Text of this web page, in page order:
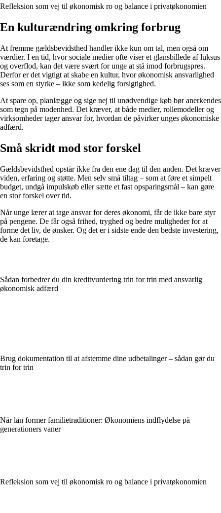
Refleksion som vej til økonomisk ro og balance i privatøkonomien
En kulturændring omkring forbrug
At fremme gældsbevidsthed handler ikke kun om tal, men også om
værdier. I en tid, hvor sociale medier ofte viser et glansbillede af luksus
og overflod, kan det være svært for unge at stå imod forbrugspres.
Derfor er det vigtigt at skabe en kultur, hvor økonomisk ansvarlighed
ses som en styrke – ikke som kedelig forsigtighed.
At spare op, planlægge og sige nej til unødvendige køb bør anerkendes
som tegn på modenhed. Det kræver, at både medier, rollemodeller og
virksomheder tager ansvar for, hvordan de påvirker unges økonomiske
adfærd.
Små skridt mod stor forskel
Gældsbevidsthed opstår ikke fra den ene dag til den anden. Det kræver
viden, erfaring og støtte. Men selv små tiltag – som at føre et simpelt
budget, undgå impulskøb eller sætte et fast opsparingsmål – kan gøre
en stor forskel over tid.
Når unge lærer at tage ansvar for deres økonomi, får de ikke bare styr
på pengene. De får også frihed, tryghed og bedre muligheder for at
forme det liv, de ønsker. Og det er i sidste ende den bedste investering,
de kan foretage.
Sådan forbedrer du din kreditvurdering trin for trin med ansvarlig
økonomisk adfærd
Brug dokumentation til at afstemme dine udbetalinger – sådan gør du
trin for trin
Når lån former familietraditioner: Økonomiens indflydelse på
generationers vaner
Refleksion som vej til økonomisk ro og balance i privatøkonomien